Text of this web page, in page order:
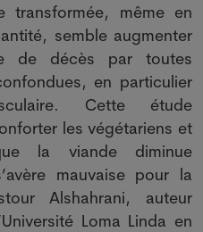
transformée, même en
semble augmenter
de décès par toutes
en particulier
Cette étude
les végétariens et
la viande diminue
mauvaise pour la
Alshahrani, auteur
Loma Linda en